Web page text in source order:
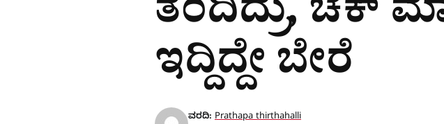
ತಂದಿದ್ರು, ಚೆಕ್​
ಇದ್ದಿದ್ದೇ ಬೇರೆ
ವರದಿ: Prathapa thirthahalli